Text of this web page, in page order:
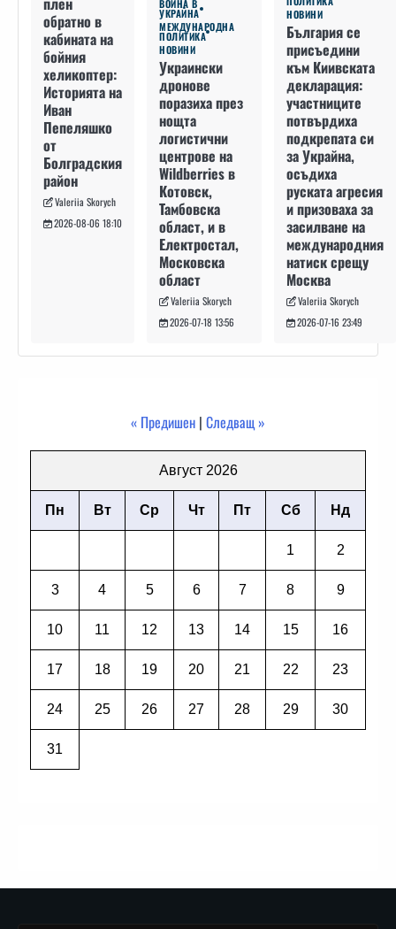
обратно в
кабината на
бойния
хеликоптер:
Историята на
Иван
Пепеляшко
от
Болградския
район
Valeriia Skorych
2026-08-06 18:10
ВОЙНА В
УКРАЙНА
МЕЖДУНАРОДНА
ПОЛИТИКА
НОВИНИ
Украински
дронове
поразиха през
нощта
логистични
центрове на
Wildberries в
Котовск,
Тамбовска
област, и в
Електростал,
Московска
област
Valeriia Skorych
2026-07-18 13:56
НОВИНИ
България се
присъедини
към Киивската
декларация:
участниците
потвърдиха
подкрепата си
за Украйна,
осъдиха
руската агресия
и призоваха за
засилване на
международния
натиск срещу
Москва
Valeriia Skorych
2026-07-16 23:49
« Предишен | Следващ »
Август 2026
Пн Вт Ср Чт Пт Сб Нд
1 2
3 4 5 6 7 8 9
10 11 12 13 14 15 16
17 18 19 20 21 22 23
24 25 26 27 28 29 30
31